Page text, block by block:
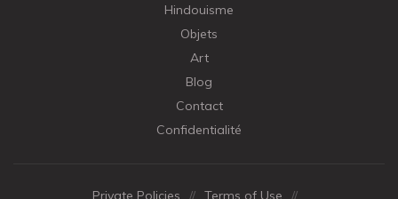
Hindouisme
Objets
Art
Blog
Contact
Confidentialité
Private Policies // Terms of Use //